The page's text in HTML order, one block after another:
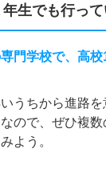
生でも行って
門学校で、高
うちから進路
ので、ぜひ複
よう。